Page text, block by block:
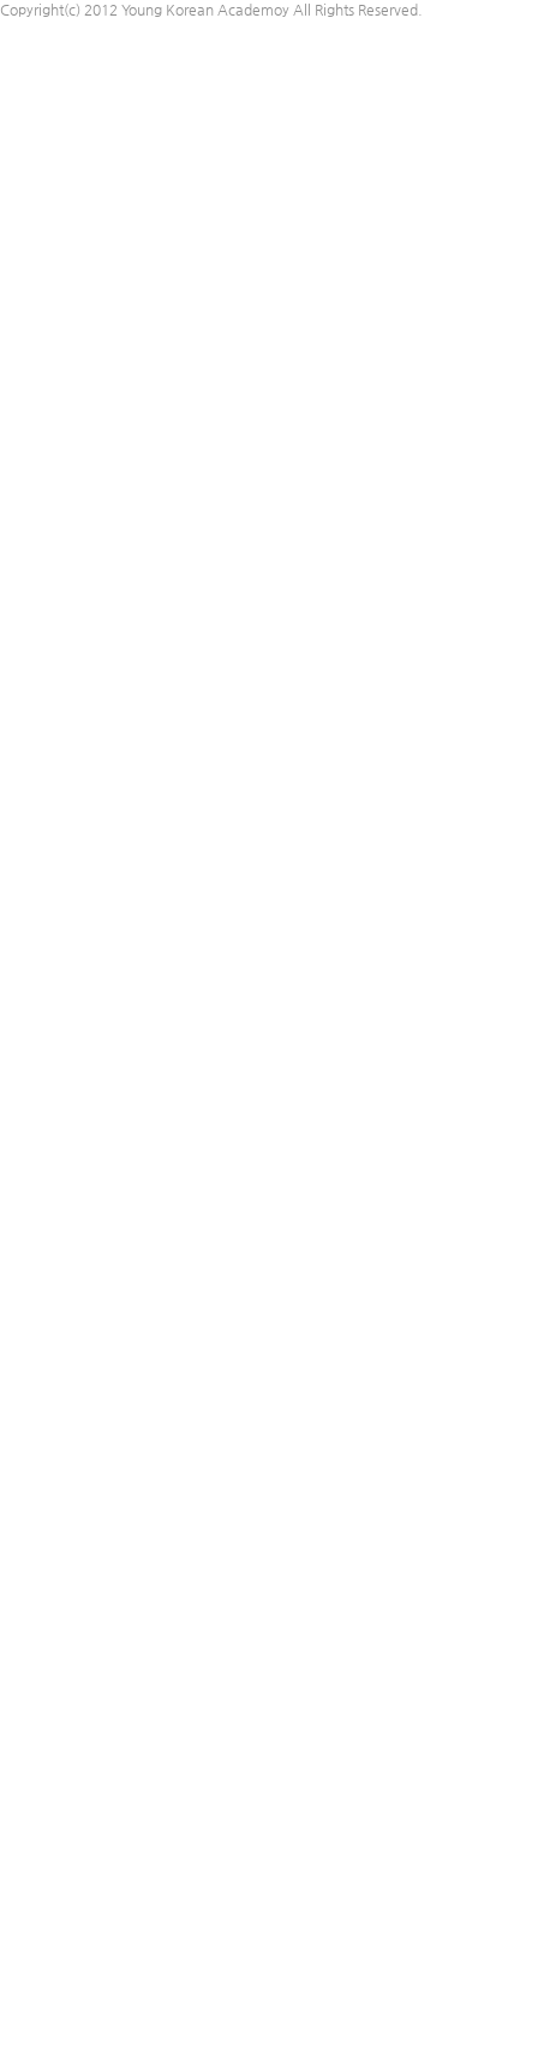
Copyright(c) 2012 Young Korean Academoy All Rights Reserved.